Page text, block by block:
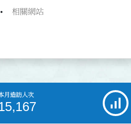
相關網站
月造訪人次